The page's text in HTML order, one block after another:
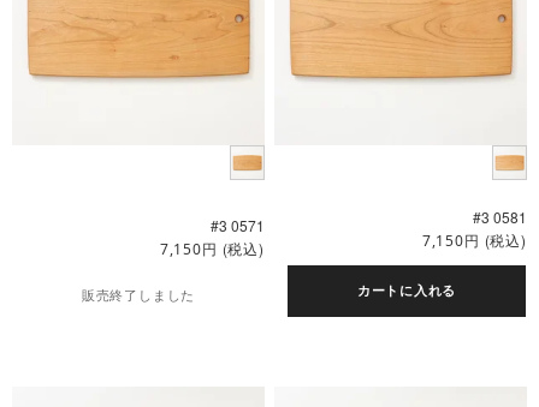
#3 0571
7,150円 (税込)
販売終了しました
#3 0581
7,150円 (税込)
カートに入れる